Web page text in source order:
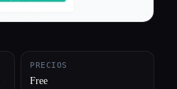
PRECIOS
Free